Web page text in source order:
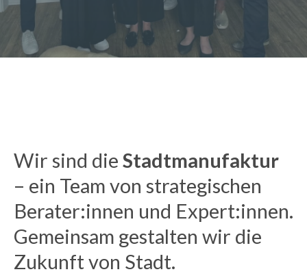
Wir sind die Stadtmanufaktur
– ein Team von strategischen
Berater:innen und Expert:innen.
Gemeinsam gestalten wir die
Zukunft von Stadt.